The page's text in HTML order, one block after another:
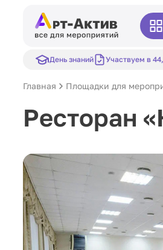
День знаний Участвуем в
Главная Площадки для
Ресторан